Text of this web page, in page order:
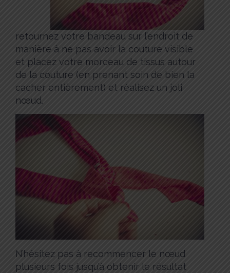
retournez votre bandeau sur l’endroit de
manière à ne pas avoir la couture visible
et placez votre morceau de tissus autour
de la couture (en prenant soin de bien la
cacher entièrement) et réalisez un joli
nœud.
N’hésitez pas à recommencer le nœud
plusieurs fois jusqu’à obtenir le résultat